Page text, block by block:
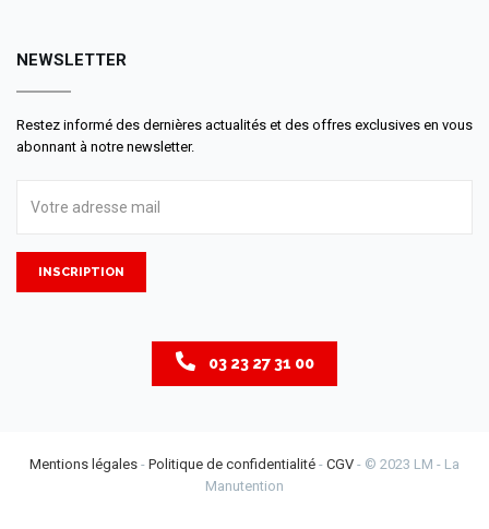
NEWSLETTER
Restez informé des dernières actualités et des offres exclusives en vous
abonnant à notre newsletter.
INSCRIPTION
03 23 27 31 00
Mentions légales - Politique de confidentialité - CGV - © 2023 LM - La
Manutention